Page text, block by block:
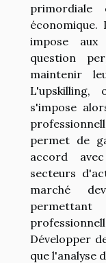
impose aux
question
maintenir
s'impose
permet de
accord
secteurs
marché
Développer
que l'analyse